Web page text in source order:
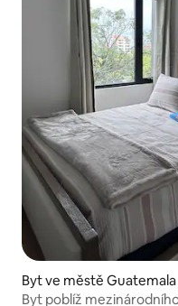
Byt ve městě
y
Byt poblíž